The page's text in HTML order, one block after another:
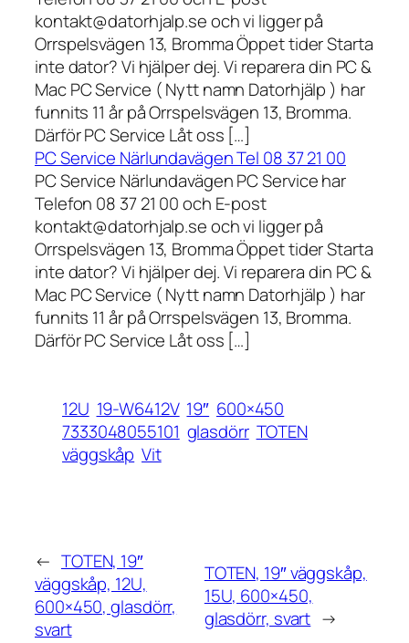
kontakt@datorhjalp.se och vi ligger på
Orrspelsvägen 13, Bromma Öppet tider Starta
inte dator? Vi hjälper dej. Vi reparera din PC &
Mac PC Service ( Nytt namn Datorhjälp ) har
funnits 11 år på Orrspelsvägen 13, Bromma.
Därför PC Service Låt oss […]
PC Service Närlundavägen Tel 08 37 21 00
PC Service Närlundavägen PC Service har
Telefon 08 37 21 00 och E-post
kontakt@datorhjalp.se och vi ligger på
Orrspelsvägen 13, Bromma Öppet tider Starta
inte dator? Vi hjälper dej. Vi reparera din PC &
Mac PC Service ( Nytt namn Datorhjälp ) har
funnits 11 år på Orrspelsvägen 13, Bromma.
Därför PC Service Låt oss […]
12U 19-W6412V 19″ 600×450
7333048055101 glasdörr TOTEN
väggskåp Vit
← TOTEN, 19″
väggskåp, 12U,
600×450, glasdörr,
svart
TOTEN, 19″ väggskåp,
15U, 600×450,
glasdörr, svart →